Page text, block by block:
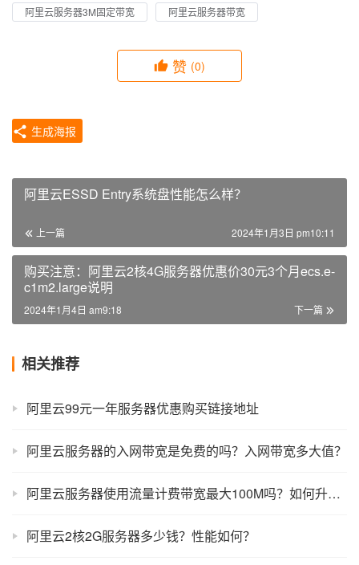
阿里云服务器3M固定带宽
阿里云服务器带宽
赞 (0)
生成海报
阿里云ESSD Entry系统盘性能怎么样？
上一篇 2024年1月3日 pm10:11
购买注意：阿里云2核4G服务器优惠价30元3个月ecs.e-
c1m2.large说明
下一篇
2024年1月4日 am9:18
相关推荐
阿里云99元一年服务器优惠购买链接地址
阿里云服务器的入网带宽是免费的吗？入网带宽多大值？
阿里云服务器使用流量计费带宽最大100M吗？如何升级更高带宽？
阿里云2核2G服务器多少钱？性能如何？